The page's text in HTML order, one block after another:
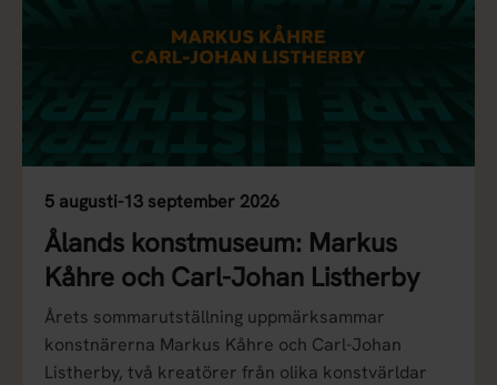
5 augusti-13 september 2026
Ålands konstmuseum: Markus
Kåhre och Carl-Johan Listherby
Årets sommarutställning uppmärksammar
konstnärerna Markus Kåhre och Carl-Johan
Listherby, två kreatörer från olika konstvärldar